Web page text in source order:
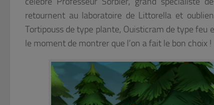
retournent au laboratoire de Littorella et
Tortipouss de type plante, Ouisticram de type feu
le moment de montrer que l’on a fait le bon choix !